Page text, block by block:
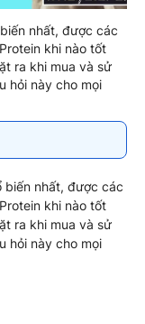
nhất, được các
khi nào tốt
ra khi mua và sử
hỏi này cho mọi
biến nhất, được các
khi nào tốt
ra khi mua và sử
hỏi này cho mọi